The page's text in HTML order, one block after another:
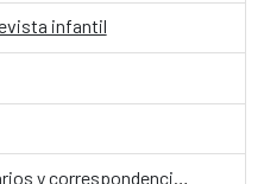
infantil